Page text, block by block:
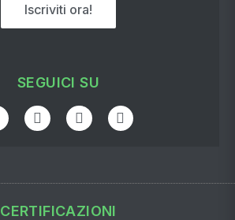
Iscriviti ora!
SEGUICI SU
CERTIFICAZIONI